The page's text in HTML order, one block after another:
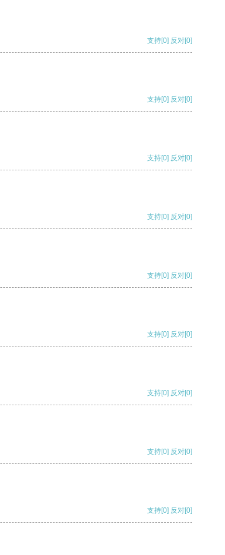
支持[0] 反对[0]
支持[0] 反对[0]
支持[0] 反对[0]
支持[0] 反对[0]
支持[0] 反对[0]
支持[0] 反对[0]
支持[0] 反对[0]
支持[0] 反对[0]
支持[0] 反对[0]